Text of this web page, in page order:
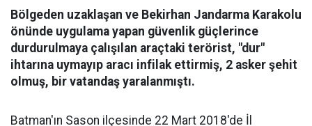
Bölgeden uzaklaşan ve Bekirhan Jandarma Karakolu
önünde uygulama yapan güvenlik güçlerince
durdurulmaya çalışılan araçtaki terörist, "dur"
ihtarına uymayıp aracı infilak ettirmiş, 2 asker şehit
olmuş, bir vatandaş yaralanmıştı.
Batman'ın Sason ilçesinde 22 Mart 2018'de İl